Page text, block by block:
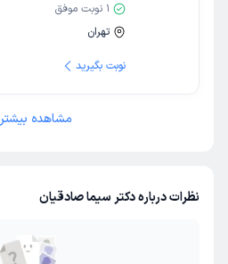
1 نوبت موفق
تهران
نوبت بگیرید
مشاهده بیشتر
نظرات درباره دکتر سیما صادقیان